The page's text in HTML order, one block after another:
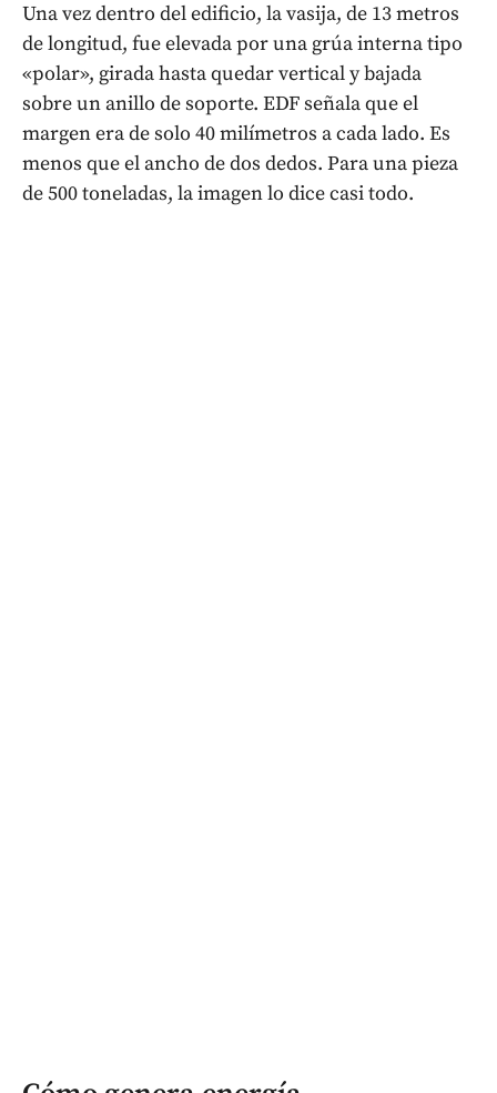
Una vez dentro del edificio, la vasija, de 13 metros
de longitud, fue elevada por una grúa interna tipo
«polar», girada hasta quedar vertical y bajada
sobre un anillo de soporte. EDF señala que el
margen era de solo 40 milímetros a cada lado. Es
menos que el ancho de dos dedos. Para una pieza
de 500 toneladas, la imagen lo dice casi todo.